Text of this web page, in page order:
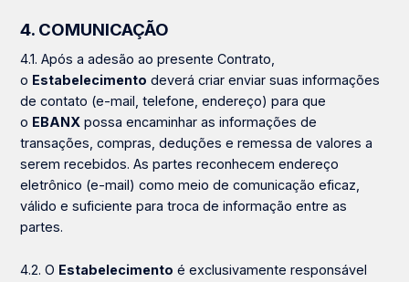
4. COMUNICAÇÃO
4.1. Após a adesão ao presente Contrato,
o Estabelecimento deverá criar enviar suas informações
de contato (e-mail, telefone, endereço) para que
o EBANX possa encaminhar as informações de
transações, compras, deduções e remessa de valores a
serem recebidos. As partes reconhecem endereço
eletrônico (e-mail) como meio de comunicação eficaz,
válido e suficiente para troca de informação entre as
partes.
4.2. O Estabelecimento é exclusivamente responsável